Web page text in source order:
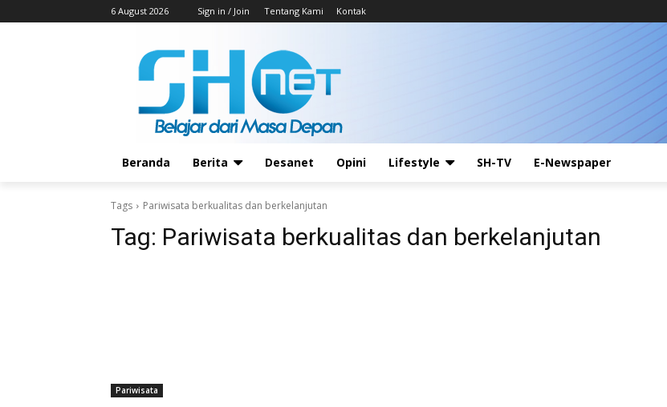
6 August 2026 Sign in / Join Tentang Kami Kontak
Beranda Berita Desanet Opini Lifestyle SH-TV E-Newspaper
Tags Pariwisata berkualitas dan berkelanjutan
Tag: Pariwisata berkualitas dan berkelanjutan
Pariwisata